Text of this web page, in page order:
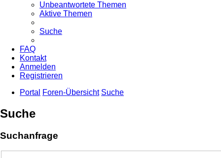
Unbeantwortete Themen
Aktive Themen
Suche
FAQ
Kontakt
Anmelden
Registrieren
Portal Foren-Übersicht Suche
Suche
Suchanfrage